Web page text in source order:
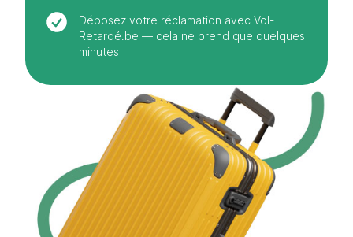
Déposez votre réclamation avec Vol-
Retardé.be — cela ne prend que quelques
minutes